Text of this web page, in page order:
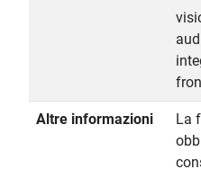
Altre informazioni
La